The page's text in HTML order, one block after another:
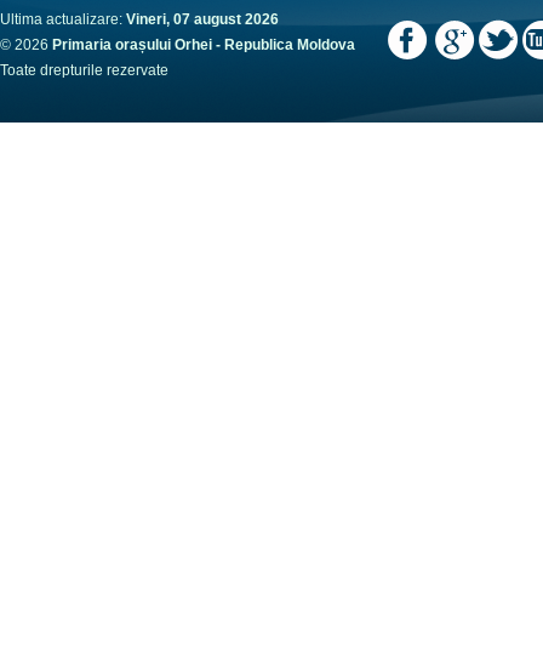
Ultima actualizare: Vineri, 07 august 2026
© 2026 Primaria orașului Orhei - Republica Moldova
Toate drepturile rezervate